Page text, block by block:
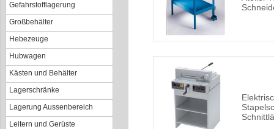
Gefahrstofflagerung
Großbehälter
Hebezeuge
Hubwagen
Kästen und Behälter
Lagerschränke
Lagerung Aussenbereich
Leitern und Gerüste